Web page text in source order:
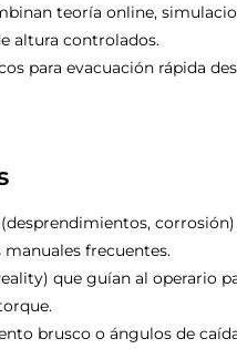
teoría online,
altura controlados.
para evacuación rápida
frecuentes.
que guían al operario
brusco o ángulos de